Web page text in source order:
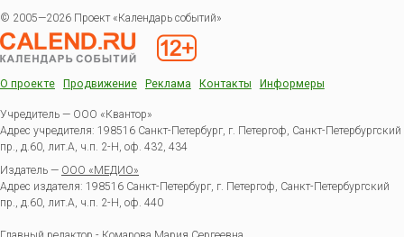
© 2005—2026 Проект «Календарь событий»
О проекте Продвижение Реклама Контакты Информеры
Учредитель — ООО «Квантор»
Адрес учредителя: 198516 Санкт-Петербург, г. Петергоф, Санкт-Петербургский
пр., д.60, лит.А, ч.п. 2-Н, оф. 432, 434
Издатель — ООО «МЕДИО»
Адрес издателя: 198516 Санкт-Петербург, г. Петергоф, Санкт-Петербургский
пр., д.60, лит.А, ч.п. 2-Н, оф. 440